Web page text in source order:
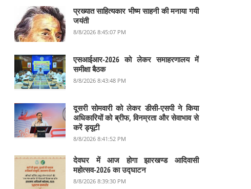
प्रख्यात साहित्यकार भीष्म साहनी की मनाया गयी
जयंती
8/8/2026 8:45:07 PM
एसआईआर-2026 को लेकर समाहरणालय में
समीक्षा बैठक
8/8/2026 8:43:48 PM
दूसरी सोमवारी को लेकर डीसी-एसपी ने किया
अधिकारियों को ब्रीफ, विनम्रता और सेवाभाव से
करें ड्यूटी
8/8/2026 8:41:52 PM
देवघर में आज होगा झारखण्ड आदिवासी
महोत्सव-2026 का उद्घाटन
8/8/2026 8:39:30 PM